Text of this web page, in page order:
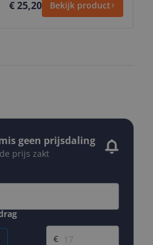
€ 25,20 Bekijk product
geen prijsdaling
prijs zakt
Gewenste prijs
€